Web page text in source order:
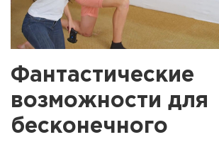
Фантастические
возможности для
бесконечного